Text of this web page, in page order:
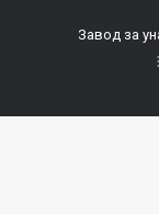
Завод за